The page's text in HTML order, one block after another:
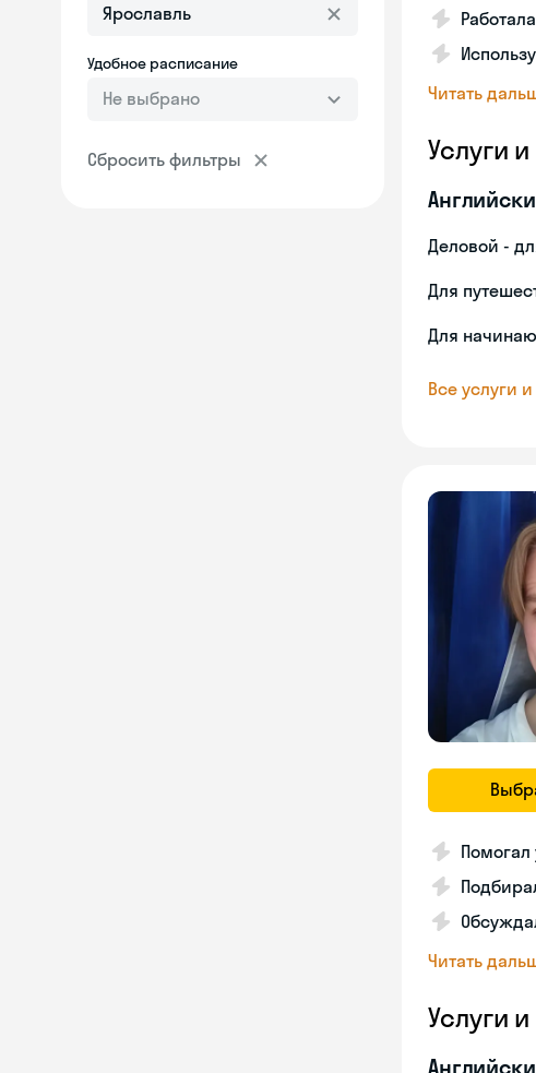
Удобное расписание
Не выбрано
Сбросить фильтры
Читать
Услуги
Деловой -
Для
Для
Все услуги
Читать
Услуги